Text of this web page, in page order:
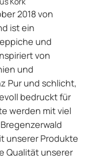
2018 von
ist ein
und
von
und
Pur und schlicht,
bedruckt für
werden mit viel
unserer Produkte
Qualität unserer